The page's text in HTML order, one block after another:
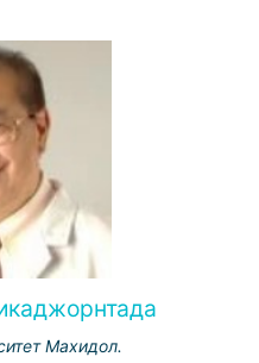
Махидол.